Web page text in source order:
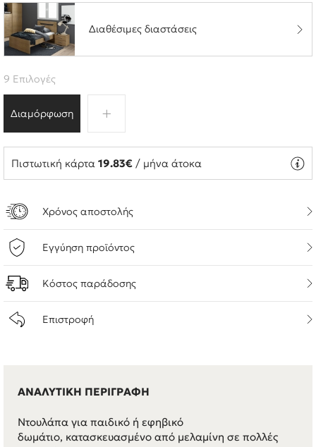
Διαθέσιμες διαστάσεις
Διαμόρφωση
9 Επιλογές
Πιστωτική κάρτα 19.83€ / μήνα άτοκα
Χρόνος αποστολής
Εγγύηση προϊόντος
Κόστος παράδοσης
Επιστροφή
ΑΝΑΛΥΤΙΚΗ ΠΕΡΙΓΡΑΦΗ
Ντουλάπα για παιδικό ή εφηβικό
δωμάτιο, κατασκευασμένο από μελαμίνη σε πολλές